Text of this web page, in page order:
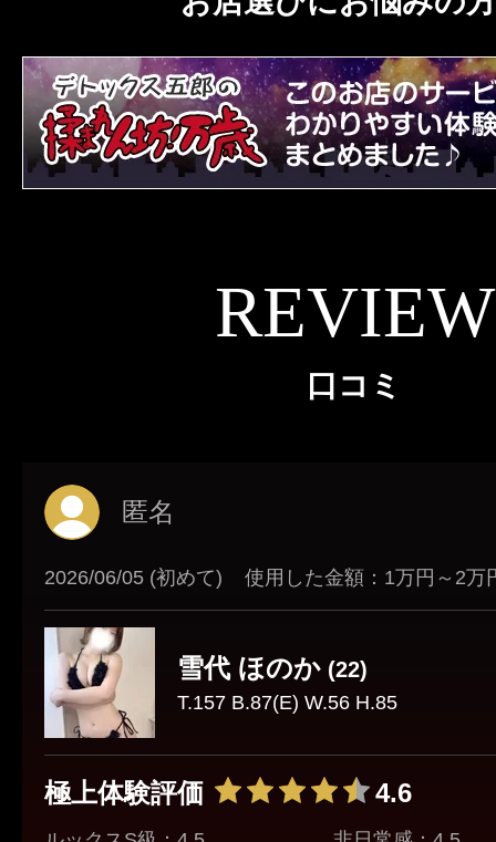
REVIEW
口コミ
匿名
2026/06/05 (初めて) 使用した金額：1万円～2万
雪代 ほのか (22)
T.157 B.87(E) W.56 H.85
極上体験評価 4.6